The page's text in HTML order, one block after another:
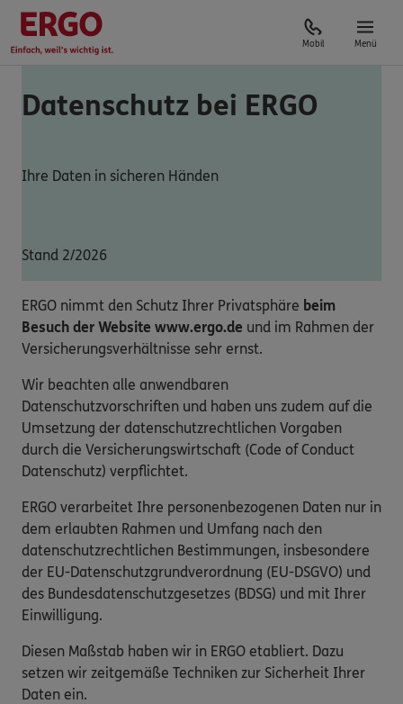
Mobil Menü
Datenschutz bei ERGO
Ihre Daten in sicheren Händen
Stand 2/2026
ERGO nimmt den Schutz Ihrer Privatsphäre beim
Besuch der Website www.ergo.de und im Rahmen der
Versicherungsverhältnisse sehr ernst.
Wir beachten alle anwendbaren
Datenschutzvorschriften und haben uns zudem auf die
Umsetzung der datenschutzrechtlichen Vorgaben
durch die Versicherungswirtschaft (Code of Conduct
Datenschutz) verpflichtet.
ERGO verarbeitet Ihre personenbezogenen Daten nur in
dem erlaubten Rahmen und Umfang nach den
datenschutzrechtlichen Bestimmungen, insbesondere
der EU-Datenschutzgrundverordnung (EU-DSGVO) und
des Bundesdatenschutzgesetzes (BDSG) und mit Ihrer
Einwilligung.
Diesen Maßstab haben wir in ERGO etabliert. Dazu
setzen wir zeitgemäße Techniken zur Sicherheit Ihrer
Daten ein.